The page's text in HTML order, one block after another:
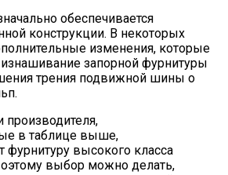
обеспечивается
конструкции. В некоторых
изменения, которые
запорной фурнитуры
трения подвижной шины о
производителя,
в таблице выше,
фурнитуру высокого класса
выбор можно делать,